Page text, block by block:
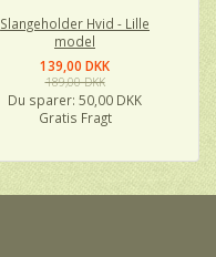
Slangeholder Hvid - Lille
model
139,00 DKK
189,00 DKK
Du sparer: 50,00 DKK
Gratis Fragt